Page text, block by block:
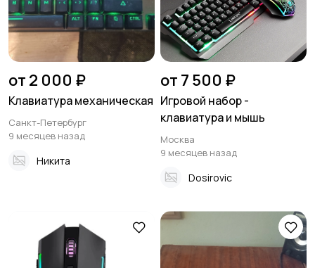
от 2 000 ₽
Клавиатура механическая
Санкт-Петербург
9 месяцев назад
Никита
от 7 500 ₽
Игровой набор -
клавиатура и мышь
Москва
9 месяцев назад
Dosirovic